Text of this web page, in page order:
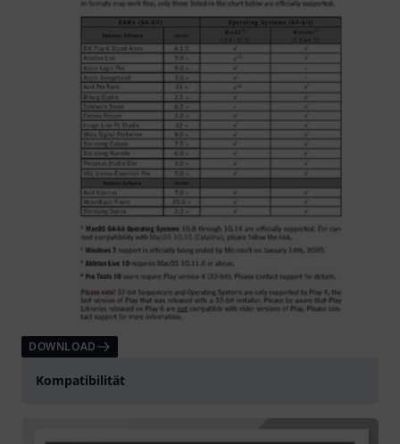
DOWNLOAD
Kompatibilität